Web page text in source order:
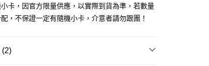
享後付」】
「在收到商品之後才付款」的支付方式。 讓您購物簡單
卡，因官方限量供應，以實際到貨為準，若數量
，不保證一定有隨機小卡，介意者請勿跟團！
(2)